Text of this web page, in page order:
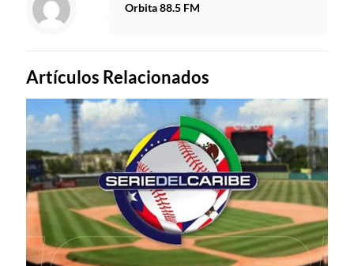
Orbita 88.5 FM
Artículos Relacionados